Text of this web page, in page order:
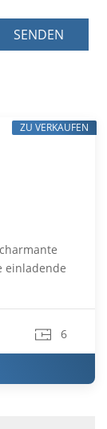
SENDEN
einladende
6
ZU VERKAUFEN